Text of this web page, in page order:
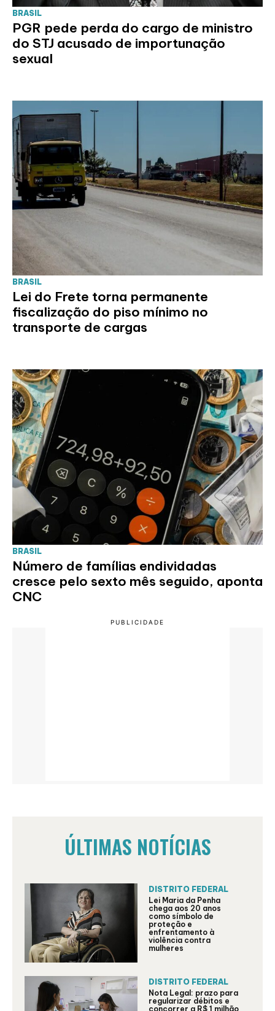
BRASIL
PGR pede perda do cargo de ministro
do STJ acusado de importunação
sexual
BRASIL
Lei do Frete torna permanente
fiscalização do piso mínimo no
transporte de cargas
BRASIL
Número de famílias endividadas
cresce pelo sexto mês seguido, aponta
CNC
ÚLTIMAS NOTÍCIAS
DISTRITO FEDERAL
Lei Maria da Penha
chega aos 20 anos
como símbolo de
proteção e
enfrentamento à
violência contra
mulheres
DISTRITO FEDERAL
Nota Legal: prazo para
regularizar débitos e
concorrer a R$ 1 milhão